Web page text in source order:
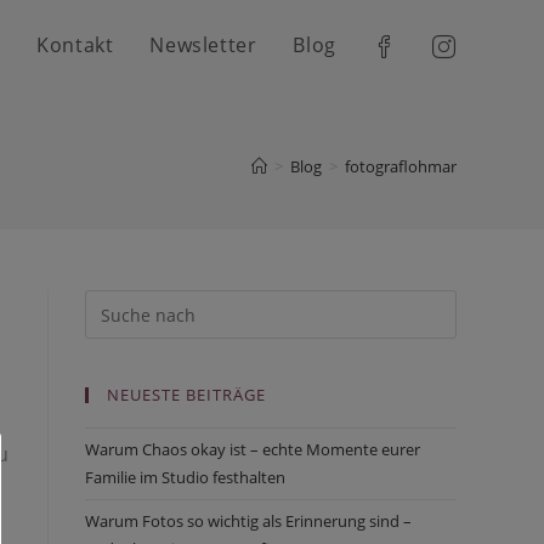
Kontakt Newsletter Blog
Blog fotograflohmar
NEUESTE BEITRÄGE
Warum Chaos okay ist – echte Momente eurer
Familie im Studio festhalten
Warum Fotos so wichtig als Erinnerung sind –